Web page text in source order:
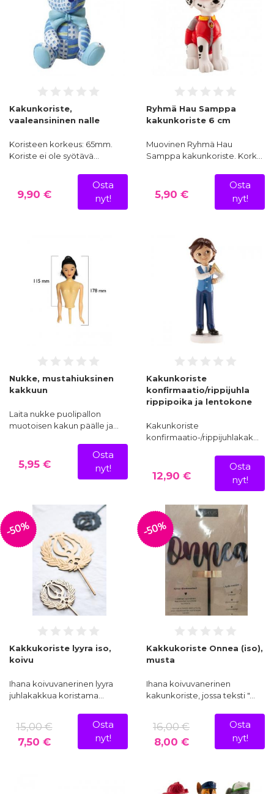
Kakunkoriste,
vaaleansininen nalle
Koristeen korkeus: 65mm.
Koriste ei ole syötävä…
9,90 €
Osta
nyt!
Ryhmä Hau Samppa
kakunkoriste 6 cm
Muovinen Ryhmä Hau
Samppa kakunkoriste. Kork…
5,90 €
Osta
nyt!
Nukke, mustahiuksinen
kakkuun
Laita nukke puolipallon
muotoisen kakun päälle ja…
5,95 €
Osta
nyt!
Kakunkoriste
konfirmaatio/rippijuhla
rippipoika ja lentokone
Kakunkoriste
konfirmaatio-/rippijuhlakak…
12,90 €
Osta
nyt!
-50%
Kakkukoriste lyyra iso,
koivu
Ihana koivuvanerinen lyyra
juhlakakkua koristama…
15,00 €
7,50 €
Osta
nyt!
-50%
Kakkukoriste Onnea (iso),
musta
Ihana koivuvanerinen
kakunkoriste, jossa teksti "…
16,00 €
8,00 €
Osta
nyt!